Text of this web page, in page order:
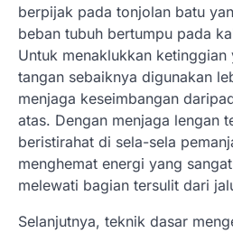
berpijak pada tonjolan batu
beban tubuh bertumpu pada
Untuk menaklukkan ketinggian
tangan sebaiknya digunakan
menjaga keseimbangan
atas. Dengan menjaga lengan
beristirahat di sela-sela
menghemat energi yang
melewati bagian tersulit dari
Selanjutnya, teknik dasar